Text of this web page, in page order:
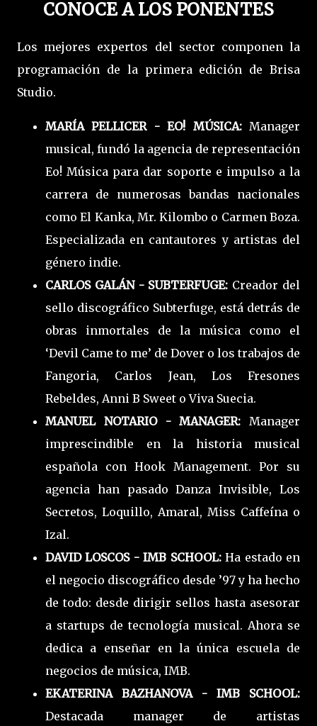
CONOCE A LOS PONENTES
Los mejores expertos del sector componen la
programación de la primera edición de Brisa
Studio.
MARÍA PELLICER - EO! MÚSICA: Manager
musical, fundó la agencia de representación
Eo! Música para dar soporte e impulso a la
carrera de numerosas bandas nacionales
como El Kanka, Mr. Kilombo o Carmen Boza.
Especializada en cantautores y artistas del
género indie.
CARLOS GALÁN - SUBTERFUGE: Creador del
sello discográfico Subterfuge, está detrás de
obras inmortales de la música como el
‘Devil Came to me’ de Dover o los trabajos de
Fangoria, Carlos Jean, Los Fresones
Rebeldes, Anni B Sweet o Viva Suecia.
MANUEL NOTARIO - MANAGER: Manager
imprescindible en la historia musical
española con Hook Management. Por su
agencia han pasado Danza Invisible, Los
Secretos, Loquillo, Amaral, Miss Caffeína o
Izal.
DAVID LOSCOS - IMB SCHOOL:Ha estado en
el negocio discográfico desde ’97 y ha hecho
de todo: desde dirigir sellos hasta asesorar
a startups de tecnología musical. Ahora se
dedica a enseñar en la única escuela de
negocios de música, IMB.
EKATERINA BAZHANOVA - IMB SCHOOL:
Destacada manager de artistas